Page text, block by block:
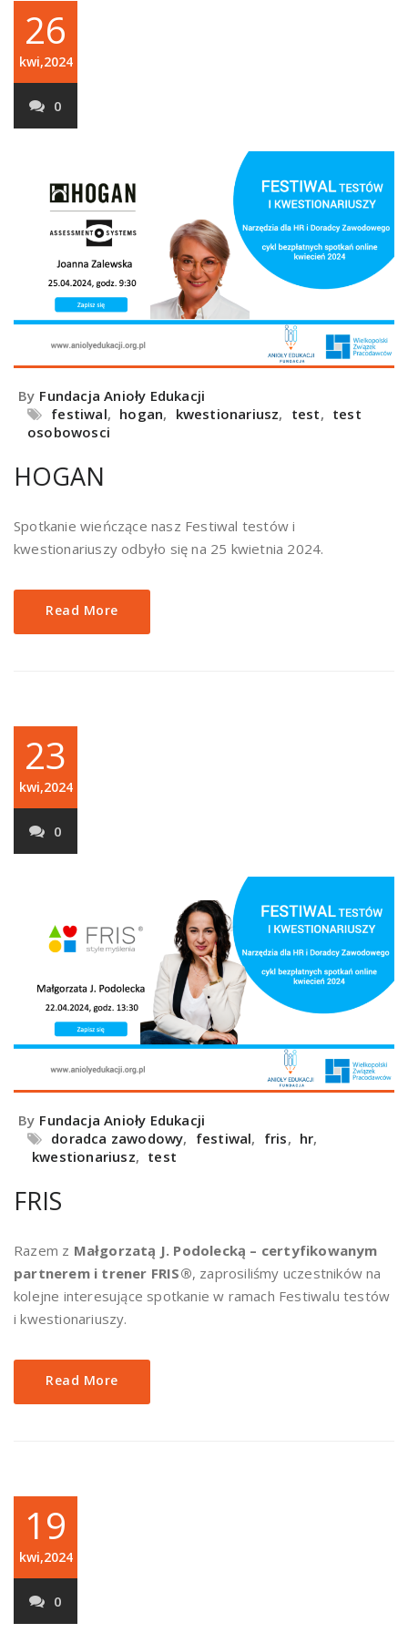
26
kwi,2024
0
By Fundacja Anioły Edukacji
festiwal, hogan, kwestionariusz, test, test
osobowosci
HOGAN
Spotkanie wieńczące nasz Festiwal testów i
kwestionariuszy odbyło się na 25 kwietnia 2024.
Read More
23
kwi,2024
0
By Fundacja Anioły Edukacji
doradca zawodowy, festiwal, fris, hr,
kwestionariusz, test
FRIS
Razem z Małgorzatą J. Podolecką – certyfikowanym
partnerem i trener FRIS®, zaprosiliśmy uczestników na
kolejne interesujące spotkanie w ramach Festiwalu testów
i kwestionariuszy.
Read More
19
kwi,2024
0